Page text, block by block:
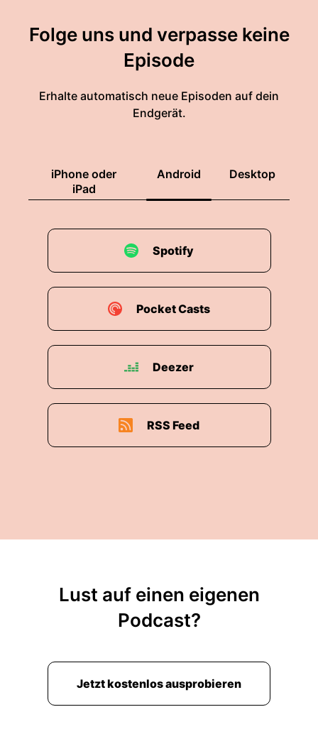
Folge uns und verpasse keine
Episode
Erhalte automatisch neue Episoden auf dein
Endgerät.
iPhone oder
iPad
Android Desktop
Spotify
Pocket Casts
Deezer
RSS Feed
Lust auf einen eigenen
Podcast?
Jetzt kostenlos ausprobieren